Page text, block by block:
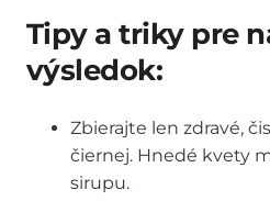
Tipy a triky pre
výsledok:
Zbierajte len zdravé,
čiernej. Hnedé kvety
sirupu.